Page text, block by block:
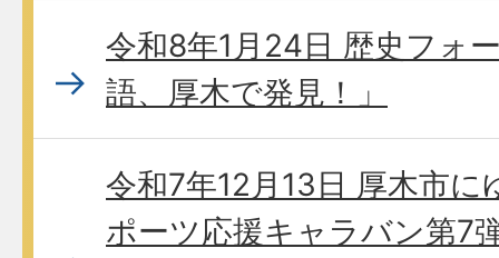
令和8年1月24日 歴史フォ
語、厚木で発見！」
令和7年12月13日 厚木市
ポーツ応援キャラバン第7